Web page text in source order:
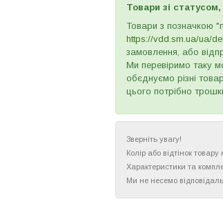
Товари зі
Товари з позначкою
https://vdd.sm.ua/ua/
замовлення, або
Ми перевіримо таку
обєднуємо різні
цього потрібно
Зверніть увагу!
Колір або відтінок
Характеристики та
Ми не несемо